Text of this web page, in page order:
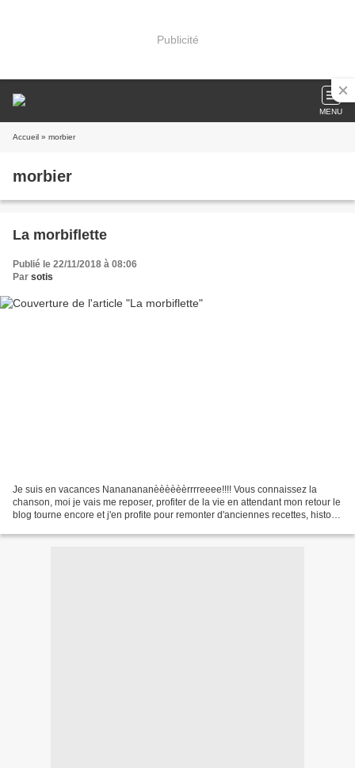
Publicité
MENU
Accueil » morbier
morbier
La morbiflette
Publié le 22/11/2018 à 08:06
Par sotis
Je suis en vacances Nananananèèèèèèrrrreeee!!!! Vous connaissez la
chanson, moi je vais me reposer, profiter de la vie en attendant mon retour le
blog tourne encore et j'en profite pour remonter d'anciennes recettes, histoire